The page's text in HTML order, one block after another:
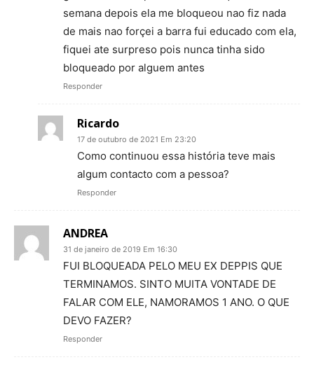
semana depois ela me bloqueou nao fiz nada
de mais nao forçei a barra fui educado com ela,
fiquei ate surpreso pois nunca tinha sido
bloqueado por alguem antes
Responder
Ricardo
17 de outubro de 2021 Em 23:20
Como continuou essa história teve mais
algum contacto com a pessoa?
Responder
ANDREA
31 de janeiro de 2019 Em 16:30
FUI BLOQUEADA PELO MEU EX DEPPIS QUE
TERMINAMOS. SINTO MUITA VONTADE DE
FALAR COM ELE, NAMORAMOS 1 ANO. O QUE
DEVO FAZER?
Responder